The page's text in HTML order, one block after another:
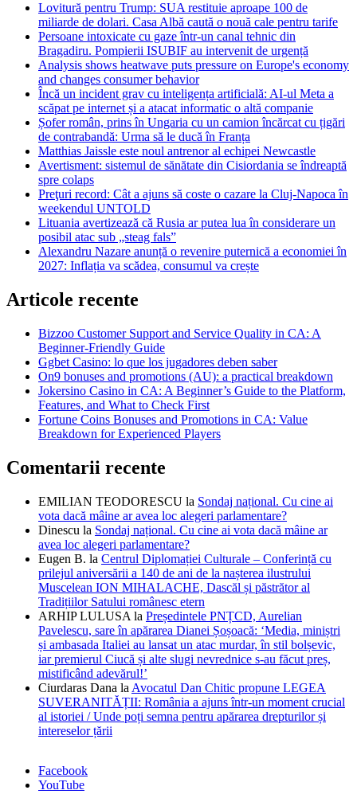
Lovitură pentru Trump: SUA restituie aproape 100 de
miliarde de dolari. Casa Albă caută o nouă cale pentru tarife
Persoane intoxicate cu gaze într-un canal tehnic din
Bragadiru. Pompierii ISUBIF au intervenit de urgență
Analysis shows heatwave puts pressure on Europe's economy
and changes consumer behavior
Încă un incident grav cu inteligența artificială: AI-ul Meta a
scăpat pe internet și a atacat informatic o altă companie
Șofer român, prins în Ungaria cu un camion încărcat cu țigări
de contrabandă: Urma să le ducă în Franța
Matthias Jaissle este noul antrenor al echipei Newcastle
Avertisment: sistemul de sănătate din Cisiordania se îndreaptă
spre colaps
Preţuri record: Cât a ajuns să coste o cazare la Cluj-Napoca în
weekendul UNTOLD
Lituania avertizează că Rusia ar putea lua în considerare un
posibil atac sub „steag fals”
Alexandru Nazare anunță o revenire puternică a economiei în
2027: Inflația va scădea, consumul va crește
Articole recente
Bizzoo Customer Support and Service Quality in CA: A
Beginner-Friendly Guide
Ggbet Casino: lo que los jugadores deben saber
On9 bonuses and promotions (AU): a practical breakdown
Jokersino Casino in CA: A Beginner’s Guide to the Platform,
Features, and What to Check First
Fortune Coins Bonuses and Promotions in CA: Value
Breakdown for Experienced Players
Comentarii recente
EMILIAN TEODORESCU la Sondaj național. Cu cine ai
vota dacă mâine ar avea loc alegeri parlamentare?
Dinescu la Sondaj național. Cu cine ai vota dacă mâine ar
avea loc alegeri parlamentare?
Eugen B. la Centrul Diplomației Culturale – Conferință cu
prilejul aniversării a 140 de ani de la nașterea ilustrului
Muscelean ION MIHALACHE, Dascăl și păstrător al
Tradițiilor Satului românesc etern
ARHIP LULUSA la Președintele PNȚCD, Aurelian
Pavelescu, sare în apărarea Dianei Șoșoacă: ‘Media, miniștri
și ambasada Italiei au lansat un atac murdar, în stil bolșevic,
iar premierul Ciucă și alte slugi nevrednice s-au făcut preș,
mistificând adevărul!’
Ciurdaras Dana la Avocatul Dan Chitic propune LEGEA
SUVERANITĂȚII: România a ajuns într-un moment crucial
al istoriei / Unde poți semna pentru apărarea drepturilor și
intereselor țării
Facebook
YouTube